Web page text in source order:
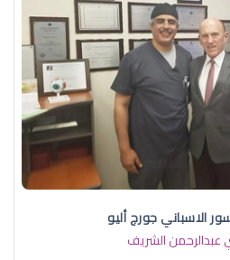
الاسباني جورج أليو
عبدالرحمن الشريف